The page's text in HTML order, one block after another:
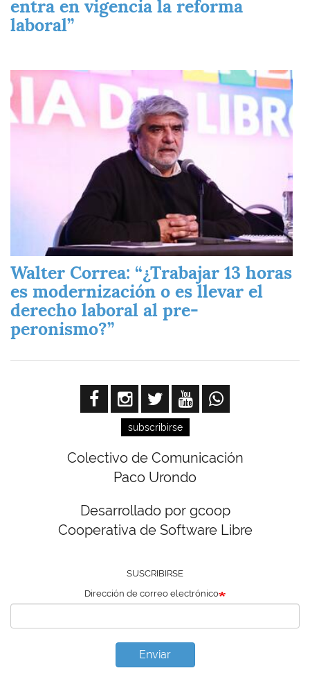
entra en vigencia la reforma
laboral”
Imagen
Walter Correa: “¿Trabajar 13 horas
es modernización o es llevar el
derecho laboral al pre-
peronismo?”
subscribirse
Colectivo de Comunicación
Paco Urondo
Desarrollado por gcoop
Cooperativa de Software Libre
SUSCRIBIRSE
Dirección de correo electrónico
Enviar